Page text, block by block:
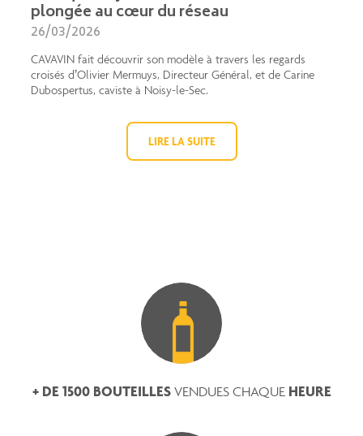
plongée au cœur du réseau
26/03/2026
CAVAVIN fait découvrir son modèle à travers les regards
croisés d’Olivier Mermuys, Directeur Général, et de Carine
Dubospertus, caviste à Noisy-le-Sec.
LIRE LA SUITE
+ DE 1500 BOUTEILLESVENDUES CHAQUE HEURE